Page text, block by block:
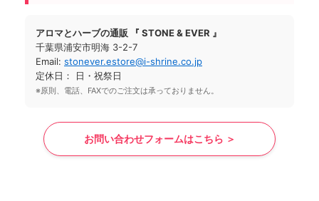
アロマとハーブの通販 『 STONE & EVER 』
千葉県浦安市明海 3-2-7
Email: stonever.estore@i-shrine.co.jp
定休日： 日・祝祭日
※原則、電話、FAXでのご注文は承っておりません。
お問い合わせフォームはこちら ＞